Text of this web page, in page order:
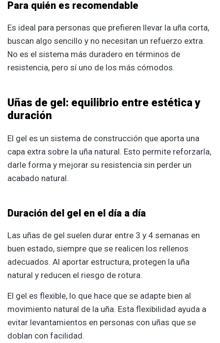
Para quién es recomendable
Es ideal para personas que prefieren llevar la uña corta,
buscan algo sencillo y no necesitan un refuerzo extra.
No es el sistema más duradero en términos de
resistencia, pero sí uno de los más cómodos.
Uñas de gel: equilibrio entre estética y
duración
El gel es un sistema de construcción que aporta una
capa extra sobre la uña natural. Esto permite reforzarla,
darle forma y mejorar su resistencia sin perder un
acabado natural.
Duración del gel en el día a día
Las uñas de gel suelen durar entre 3 y 4 semanas en
buen estado, siempre que se realicen los rellenos
adecuados. Al aportar estructura, protegen la uña
natural y reducen el riesgo de rotura.
El gel es flexible, lo que hace que se adapte bien al
movimiento natural de la uña. Esta flexibilidad ayuda a
evitar levantamientos en personas con uñas que se
doblan con facilidad.